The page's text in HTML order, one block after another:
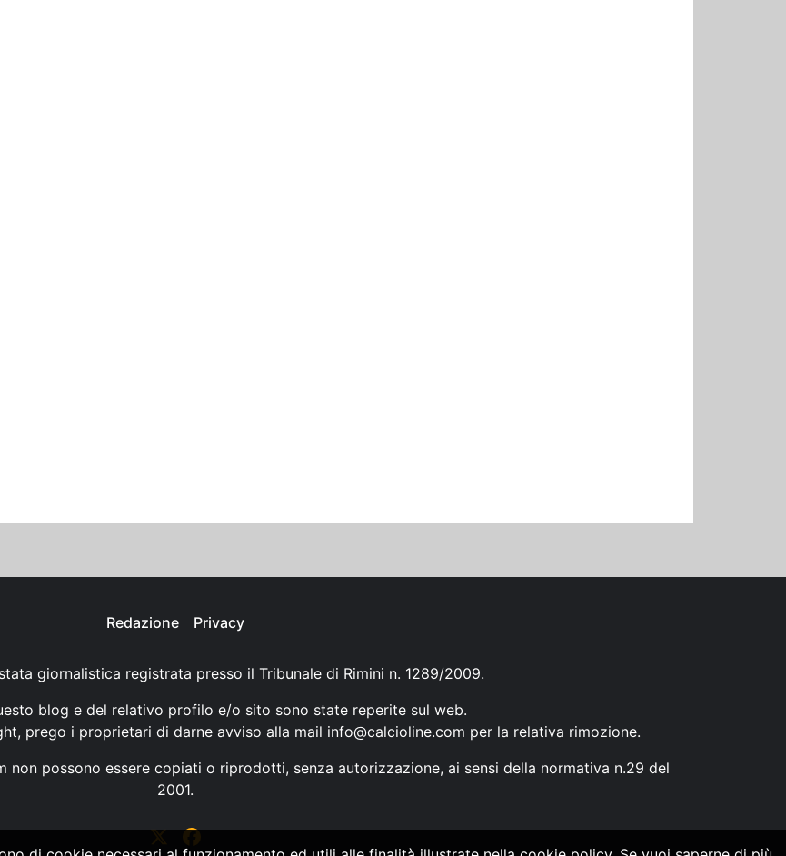
Redazione Privacy
giornalistica registrata presso il Tribunale di Rimini n. 1289/2009.
blog e del relativo profilo e/o sito sono state reperite sul web.
prego i proprietari di darne avviso alla mail info@calcioline.com per la relativa rimozione.
possono essere copiati o riprodotti, senza autorizzazione, ai sensi della normativa n.29 del
2001.